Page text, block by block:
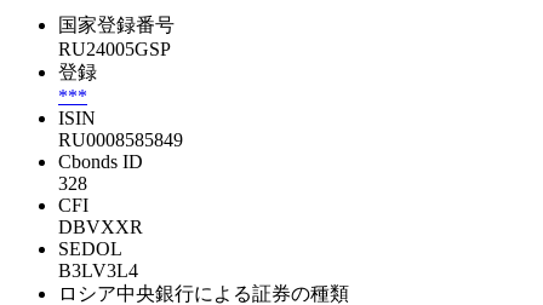
国家登録番号
RU24005GSP
登録
***
ISIN
RU0008585849
Cbonds ID
328
CFI
DBVXXR
SEDOL
B3LV3L4
ロシア中央銀行による証券の種類